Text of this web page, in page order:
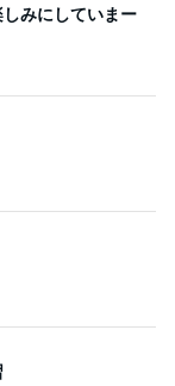
みにしていまー